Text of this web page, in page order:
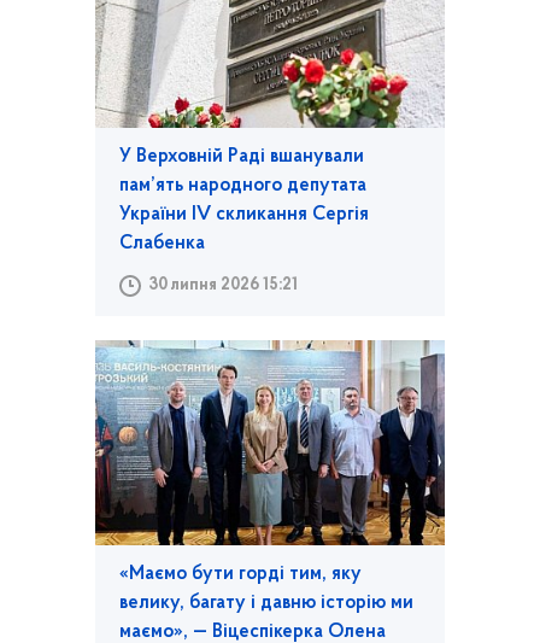
У Верховній Раді вшанували
пам’ять народного депутата
України IV скликання Сергія
Слабенка
30 липня 2026 15:21
«Маємо бути горді тим, яку
велику, багату і давню історію ми
маємо», — Віцеспікерка Олена